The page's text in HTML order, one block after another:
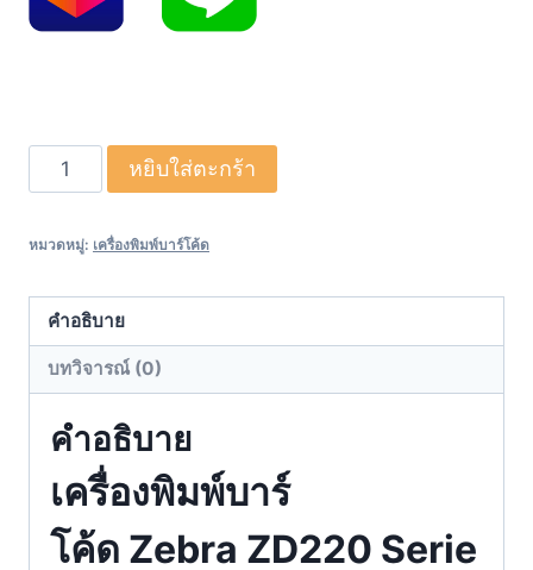
จำนวน
Zebra
ZD220
เครื่องพิมพ์
ใบ
หน้า
เครื่องพิมพ์
บาร์
โค้ด
เครื่อง
หยิบใส่ตะกร้า
หมวดหมู่: เครื่องพิมพ์บาร์โค้ด
คำอธิบาย
บทวิจารณ์ (0)
คำอธิบาย
เครื่องพิมพ์บาร์
โค้ด Zebra ZD220 Serie